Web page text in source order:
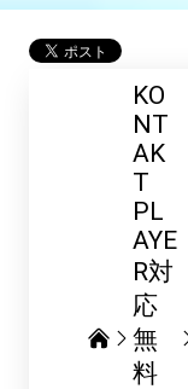
KO
NT
AK
T
PL
AYE
R対
応
無
料